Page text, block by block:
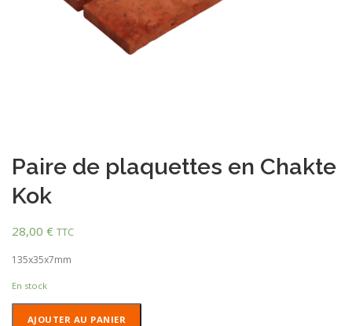
Paire de plaquettes en Chakte
Kok
28,00 € TTC
135x35x7mm
En stock
AJOUTER AU PANIER